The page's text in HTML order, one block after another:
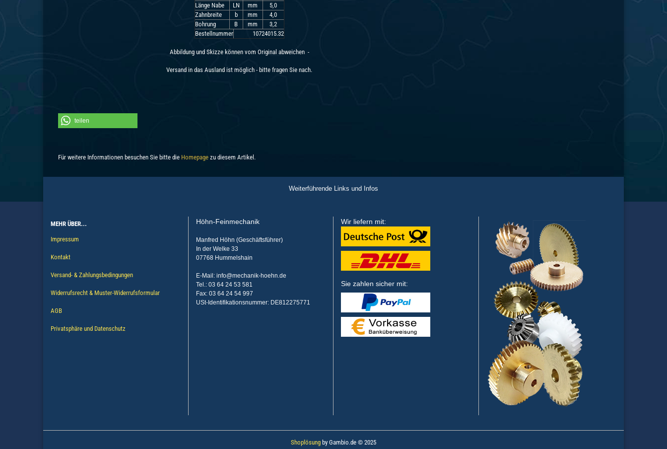
Länge Nabe
LN mm
5,0
Zahnbreite
b mm
4,0
Bohrung
B mm
3,2
Bestellnummer
10724015.32
Abbildung und Skizze können vom Original abweichen -
Versand in das Ausland ist möglich - bitte fragen Sie nach.
teilen
Für weitere Informationen besuchen Sie bitte die Homepage zu diesem Artikel.
Weiterführende Links und Infos
MEHR ÜBER...
Impressum
Kontakt
Versand- & Zahlungsbedingungen
Widerrufsrecht & Muster-Widerrufsformular
AGB
Privatsphäre und Datenschutz
Höhn-Feinmechanik
Manfred Höhn (Geschäftsführer)
In der Welke 33
07768 Hummelshain
E-Mail: info@mechanik-hoehn.de
Tel.: 03 64 24 53 581
Fax: 03 64 24 54 997
USt-Identifikationsnummer: DE812275771
Wir liefern mit:
Sie zahlen sicher mit:
Shoplösung by Gambio.de © 2025